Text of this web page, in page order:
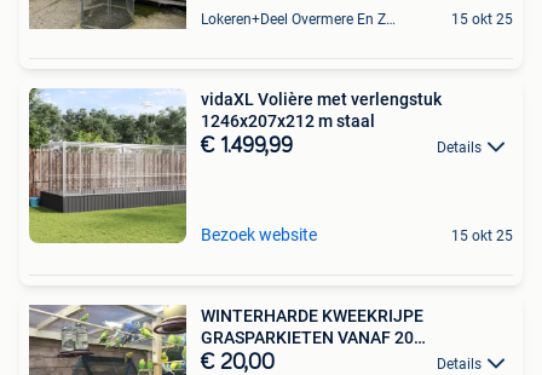
Lokeren+Deel Overmere En Zele 15 okt 25
vidaXL Volière met verlengstuk
1246x207x212 m staal
€ 1.499,99 Details
Bezoek website 15 okt 25
WINTERHARDE KWEEKRIJPE
GRASPARKIETEN VANAF 20
EURO/KOPPEL
€ 20,00 Details